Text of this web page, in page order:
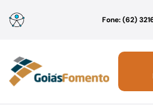
para
conteúdo
Fone: (62)